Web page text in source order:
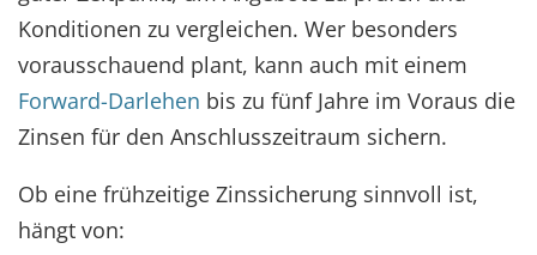
Konditionen zu vergleichen. Wer besonders
vorausschauend plant, kann auch mit einem
Forward-Darlehen bis zu fünf Jahre im Voraus die
Zinsen für den Anschlusszeitraum sichern.
Ob eine frühzeitige Zinssicherung sinnvoll ist,
hängt von: